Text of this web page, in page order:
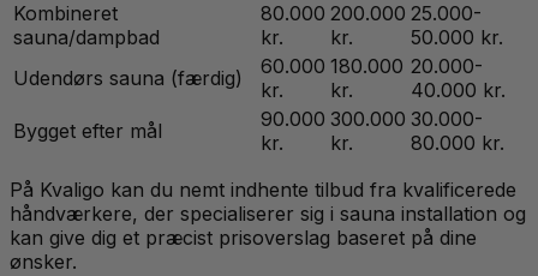
Kombineret
sauna/dampbad
80.000
kr.
200.000
kr.
25.000-
50.000 kr.
Udendørs sauna (færdig)
60.000
kr.
180.000
kr.
20.000-
40.000 kr.
Bygget efter mål
90.000
kr.
300.000
kr.
30.000-
80.000 kr.
På Kvaligo kan du nemt indhente tilbud fra kvalificerede
håndværkere, der specialiserer sig i sauna installation og
kan give dig et præcist prisoverslag baseret på dine
ønsker.